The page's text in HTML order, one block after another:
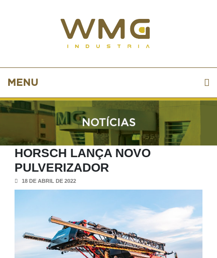
MENU
NOTÍCIAS
HORSCH LANÇA NOVO
PULVERIZADOR
18 DE ABRIL DE 2022